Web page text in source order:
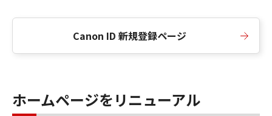
Canon ID 新規登録ページ
ホームページをリニューアル